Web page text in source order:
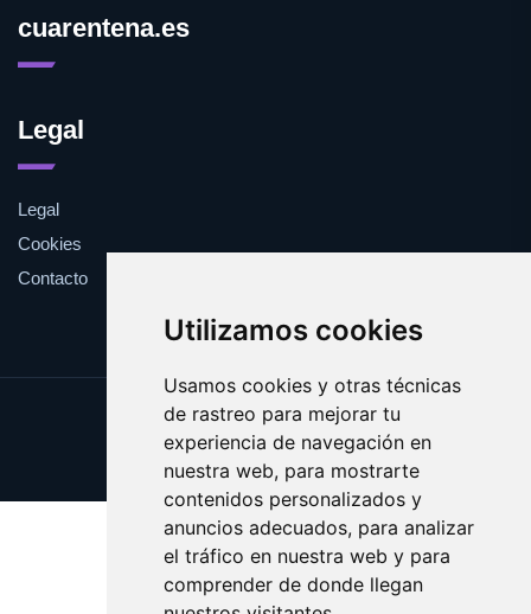
Utilizamos cookies
Usamos cookies y otras técnicas
de rastreo para mejorar tu
experiencia de navegación en
nuestra web, para mostrarte
contenidos personalizados y
anuncios adecuados, para analizar
el tráfico en nuestra web y para
comprender de donde llegan
cuarentena.es
Legal
Legal
Cookies
Contacto
Update cookies preferences
Copyright © 2025 cuarentena.es